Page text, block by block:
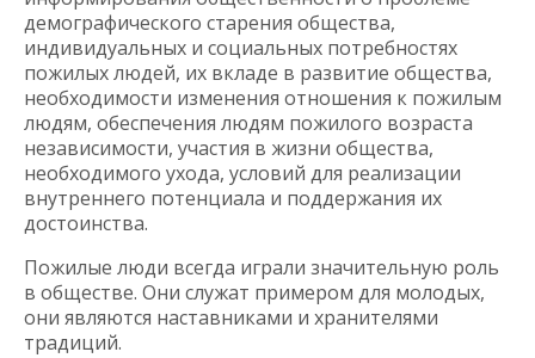
демографического старения общества,
индивидуальных и социальных потребностях
пожилых людей, их вкладе в развитие общества,
необходимости изменения отношения к пожилым
людям, обеспечения людям пожилого возраста
независимости, участия в жизни общества,
необходимого ухода, условий для реализации
внутреннего потенциала и поддержания их
достоинства.
Пожилые люди всегда играли значительную роль
в обществе. Они служат примером для молодых,
они являются наставниками и хранителями
традиций.